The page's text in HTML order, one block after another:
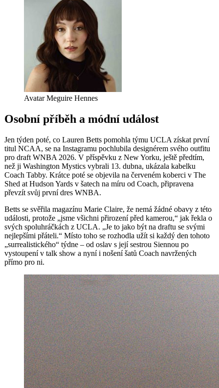
Avatar Meguire Hennes
Osobní příběh a módní událost
Jen týden poté, co Lauren Betts pomohla týmu UCLA získat první
titul NCAA, se na Instagramu pochlubila designérem svého outfitu
pro draft WNBA 2026. V příspěvku z New Yorku, ještě předtím,
než ji Washington Mystics vybrali 13. dubna, ukázala kabelku
Coach Tabby. Krátce poté se objevila na červeném koberci v The
Shed at Hudson Yards v šatech na míru od Coach, připravena
převzít svůj první dres WNBA.
Betts se svěřila magazínu Marie Claire, že nemá žádné obavy z této
události, protože „jsme všichni přirození před kamerou,“ jak řekla o
svých spoluhráčkách z UCLA. „Je to jako být na draftu se svými
nejlepšími přáteli.“ Místo toho se rozhodla užít si každý den tohoto
„surrealistického“ týdne – od oslav s její sestrou Siennou po
vystoupení v talk show a nyní i nošení šatů Coach navržených
přímo pro ni.